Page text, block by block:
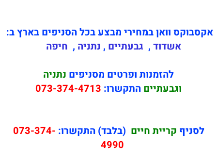
אקסבוקס וואן במחירי מבצע בכל הסניפים בארץ ב:
אשדוד , גבעתיים , נתניה , חיפה
להזמנות ופרטים מסניפים נתניה
וגבעתיים התקשרו: 073-374-4713
לסניף קריית חיים (בלבד) התקשרו: 073-374-
4990